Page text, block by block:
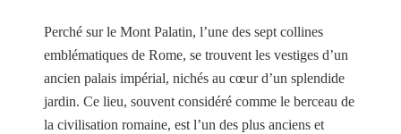
Perché sur le Mont Palatin, l’une des sept collines
emblématiques de Rome, se trouvent les vestiges d’un
ancien palais impérial, nichés au cœur d’un splendide
jardin. Ce lieu, souvent considéré comme le berceau de
la civilisation romaine, est l’un des plus anciens et